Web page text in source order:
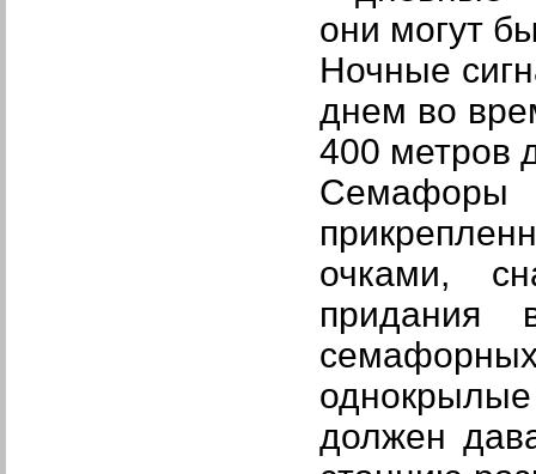
они могут
Ночные
днем во
400 метров
Семафоры
очками,
придания
должен